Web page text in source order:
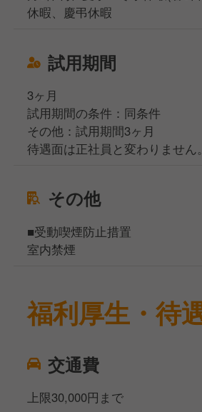
休暇、慶弔休暇
試用期間
3ヶ月
試用期間の条件：同条件
その他：試用期間3ヶ月
待遇面は正社員と変わりません。
その他
■受動喫煙防止措置
室内禁煙
福利厚生・待
交通費
上限30,000円まで